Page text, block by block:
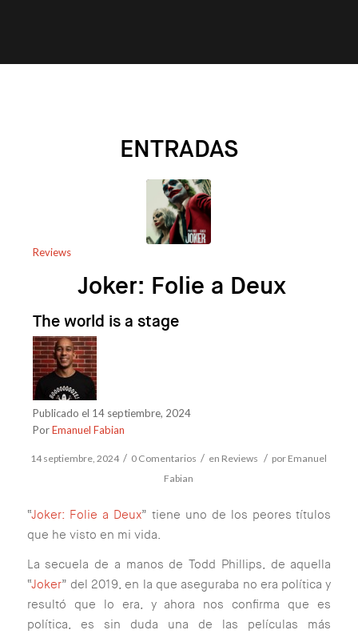
ENTRADAS
Reviews
Joker: Folie a Deux
The world is a stage
Publicado el 14 septiembre, 2024
PorEmanuel Fabian
14 septiembre, 2024 / 0 Comentarios / en Reviews / por Emanuel
Fabian
“Joker: Folie a Deux” tiene uno de los peores títulos
que he visto en mi vida.
La secuela de a manos de Todd Phillips, de aquella
“Joker” del 2019, en la que aseguraba no era política y
resultó que lo era, y ahora nos confirma que es
política, es sin duda una de las películas más